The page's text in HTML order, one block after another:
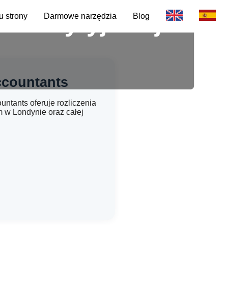
strony Darmowe narzędzia Blog
w brytyjskiej
oferuje rozliczenia
Londynie oraz całej